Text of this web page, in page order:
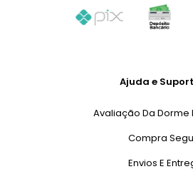
Ajuda e
Avaliação Da Dorme
Compra
Envios E